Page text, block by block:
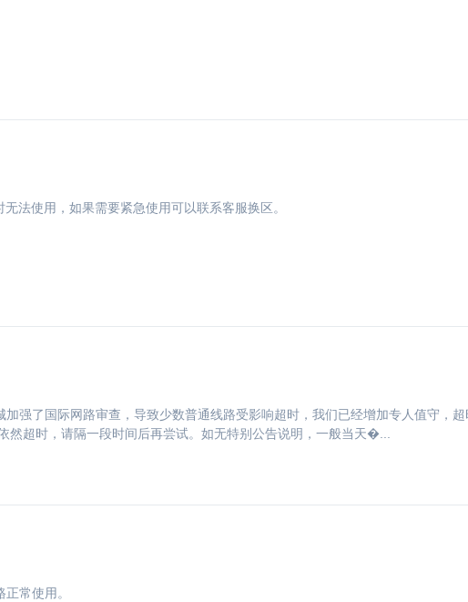
法使用，如果需要紧急使用可以联系客服换区。
加强了国际网路审查，导致少数普通线路受影响超时，我们已经增加专人值守，
然超时，请隔一段时间后再尝试。如无特别公告说明，一般当天�...
常使用。